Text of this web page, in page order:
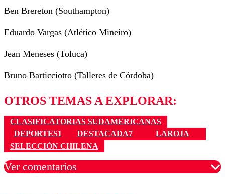
Ben Brereton (Southampton)
Eduardo Vargas (Atlético Mineiro)
Jean Meneses (Toluca)
Bruno Barticciotto (Talleres de Córdoba)
OTROS TEMAS A EXPLORAR:
CLASIFICATORIAS SUDAMERICANAS
DEPORTES1
DESTACADA7
LAROJA
SELECCIÓN CHILENA
Ver comentarios